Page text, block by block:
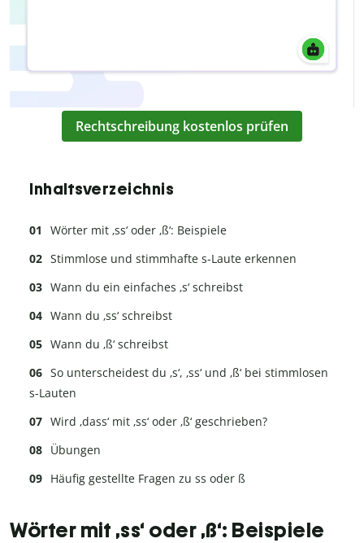
Rechtschreibung kostenlos prüfen
Inhaltsverzeichnis
Wörter mit ‚ss‘ oder ‚ß‘: Beispiele
Stimmlose und stimmhafte s-Laute erkennen
Wann du ein einfaches ‚s‘ schreibst
Wann du ‚ss‘ schreibst
Wann du ‚ß‘ schreibst
So unterscheidest du ‚s‘, ‚ss‘ und ‚ß‘ bei stimmlosen
s-Lauten
Wird ‚dass‘ mit ‚ss‘ oder ‚ß‘ geschrieben?
Übungen
Häufig gestellte Fragen zu ss oder ß
Wörter mit ‚ss‘ oder ‚ß‘: Beispiele